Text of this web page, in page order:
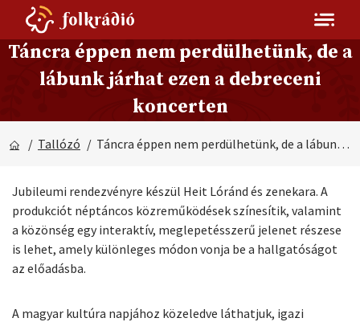
Táncra éppen nem perdülhetünk, de a
lábunk járhat ezen a debreceni
koncerten
/ Tallózó / Táncra éppen nem perdülhetünk, de a lábunk járhat ezen a debreceni koncerten
Jubileumi rendezvényre készül Heit Lóránd és zenekara. A
produkciót néptáncos közreműködések színesítik, valamint
a közönség egy interaktív, meglepetésszerű jelenet részese
is lehet, amely különleges módon vonja be a hallgatóságot
az előadásba.
A magyar kultúra napjához közeledve láthatjuk, igazi